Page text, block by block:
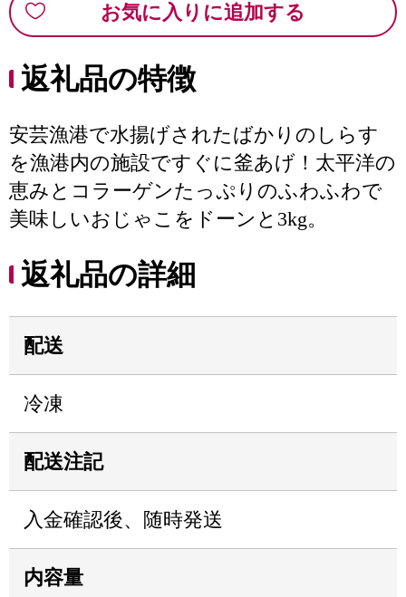
お気に入りに追加する
返礼品の特徴
安芸漁港で水揚げされたばかりのしらす
を漁港内の施設ですぐに釜あげ！太平洋の
恵みとコラーゲンたっぷりのふわふわで
美味しいおじゃこをドーンと3kg。
返礼品の詳細
配送
冷凍
配送注記
入金確認後、随時発送
内容量